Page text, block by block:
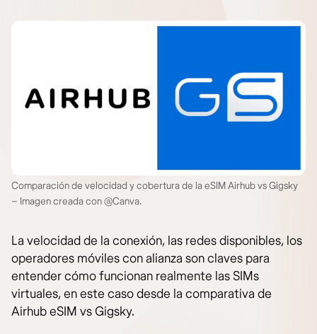
Comparación de velocidad y cobertura de la eSIM Airhub vs Gigsky
– Imagen creada con @Canva.
La velocidad de la conexión, las redes disponibles, los
operadores móviles con alianza son claves para
entender cómo funcionan realmente las SIMs
virtuales, en este caso desde la comparativa de
Airhub eSIM vs Gigsky.